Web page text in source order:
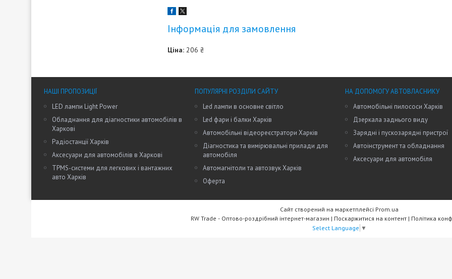
Інформація для замовлення
Ціна: 206 ₴
НАШІ ПРОПОЗИЦІЇ
LED лампи Light Power
Обладнання для діагностики автомобілів в
Харкові
Радіостанції Харків
Аксесуари для автомобілів в Харкові
TPMS-системи для легкових і вантажних
авто Харків
ПОПУЛЯРНІ РОЗДІЛИ САЙТУ
Led лампи в основне світло
Led фари і балки Харків
Автомобільні відеореєстратори Харків
Діагностика та вимірювальні прилади для
автомобіля
Автомагнітоли та автозвук Харків
Оферта
НА ДОПОМОГУ АВТОВЛАСНИКУ
Автомобільні пилососи Харків
Дзеркала заднього виду
Зарядні і пускозарядні пристрої
Автоінструмент та обладнання
Аксесуари для автомобіля
Сайт створений на маркетплейсі Prom.ua
RW Trade - Оптово-роздрібний інтернет-магазин | Поскаржитися на контент | Політика
Select Language ▼